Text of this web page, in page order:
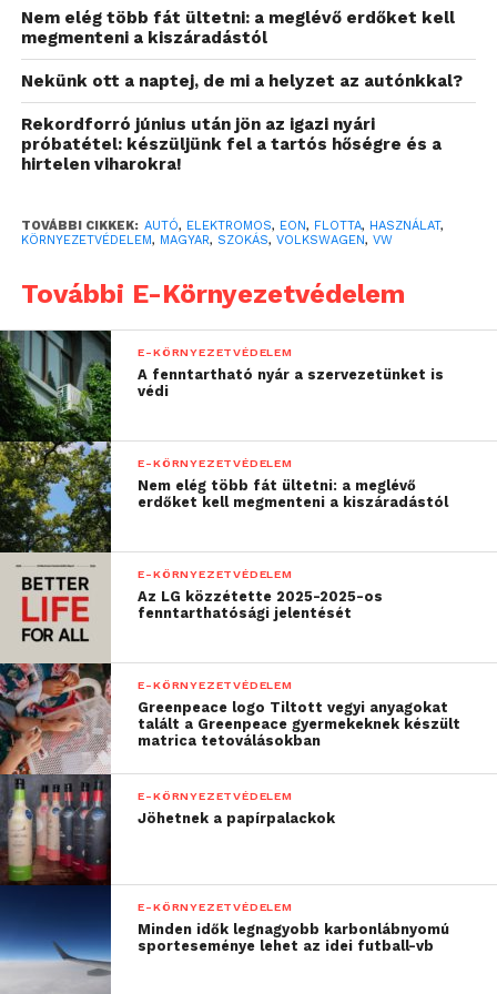
a zöldrendszámos autók közül a tisztán elektromos
autók száma meghaladta a 12 és fél ezret, január
végére pedig már a 13 ezret is. Az állami
támogatásoknak, az autógyártók látványosan bővülő
modellkínálatának, a fejlődő infrastruktúrának és
technológiának köszönhetően pedig az új, tisztán
dinamikusan emelkedik majd.
vállalkozások és önkormányzatok számára E-flotta
szolgáltatást havidíjas konstrukcióban, mely
amellett, hogy kiszámítható költséget jelent,
kényelmes és rugalmas megoldás, hiszen a
járművek beszerzésétől és üzemeltetésétől kezdve,
a téli-nyári gumicseréken, időszakos szervizeken és
a kedvező casco- és kötelező
felelősségbiztosításokon át minden költséget
magában foglal, rengeteg időt és energiát spórolva
ezzel az ügyfeleknek. Vállalkozások esetén ráadásul
az ÁFA-tartalom akár 100%-ban visszaigényelhető.
Az energiacég flottájában már 19 típusú tisztán
Nem elég több fát ültetni: a meglévő erdőket kell
megmenteni a kiszáradástól
Nekünk ott a naptej, de mi a helyzet az autónkkal?
Rekordforró június után jön az igazi nyári
próbatétel: készüljünk fel a tartós hőségre és a
hirtelen viharokra!
TOVÁBBI CIKKEK: AUTÓ, ELEKTROMOS, EON, FLOTTA, HASZNÁLAT,
KÖRNYEZETVÉDELEM, MAGYAR, SZOKÁS, VOLKSWAGEN, VW
További E-Környezetvédelem
E-KÖRNYEZETVÉDELEM
A fenntartható nyár a szervezetünket is
védi
E-KÖRNYEZETVÉDELEM
Nem elég több fát ültetni: a meglévő
erdőket kell megmenteni a kiszáradástól
E-KÖRNYEZETVÉDELEM
Az LG közzétette 2025-2025-os
fenntarthatósági jelentését
E-KÖRNYEZETVÉDELEM
Greenpeace logo Tiltott vegyi anyagokat
talált a Greenpeace gyermekeknek készült
matrica tetoválásokban
E-KÖRNYEZETVÉDELEM
Jöhetnek a papírpalackok
E-KÖRNYEZETVÉDELEM
Minden idők legnagyobb karbonlábnyomú
sporteseménye lehet az idei futball-vb